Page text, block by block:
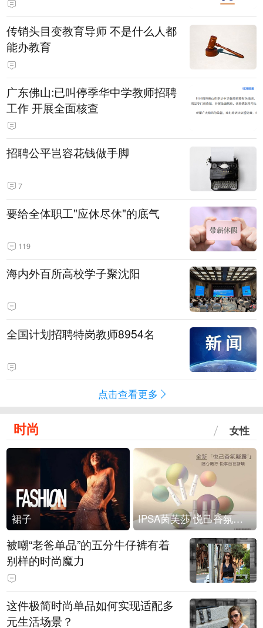
传销头目变教育导师 不是什么人都
能办教育
广东佛山:已叫停季华中学教师招聘
工作 开展全面核查
招聘公平岂容花钱做手脚
7
要给全体职工"应休尽休"的底气
119
海内外百所高校学子聚沈阳
全国计划招聘特岗教师8954名
点击查看更多
时尚 女性
裙子 IPSA茵芙莎 悦己香氛凝露上市
被嘲“老爸单品”的五分牛仔裤有着
别样的时尚魔力
这件极简时尚单品如何实现适配多
元生活场景？